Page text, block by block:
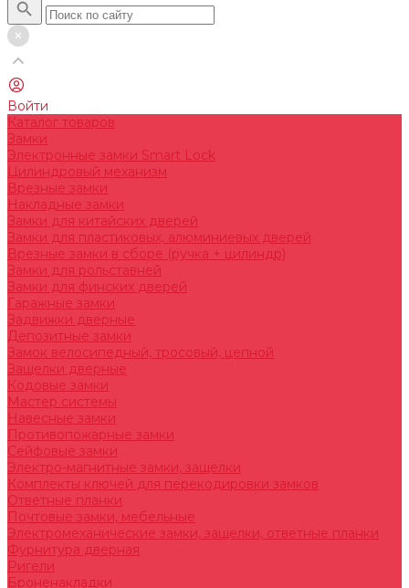
Войти
Каталог товаров
Замки
Электронные замки Smart Lock
Цилиндровый механизм
Врезные замки
Накладные замки
Замки для китайских дверей
Замки для пластиковых, алюминиевых дверей
Врезные замки в сборе (ручка + цилиндр)
Замки для рольставней
Замки для финских дверей
Гаражные замки
Задвижки дверные
Депозитные замки
Замок велосипедный, тросовый, цепной
Защелки дверные
Кодовые замки
Мастер системы
Навесные замки
Противопожарные замки
Сейфовые замки
Электро-магнитные замки, защелки
Комплекты ключей для перекодировки замков
Ответные планки
Почтовые замки, мебельные
Электромеханические замки, защелки, ответные планки
Фурнитура дверная
Ригели
Броненакладки